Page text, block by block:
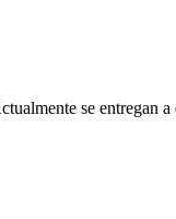
se entregan